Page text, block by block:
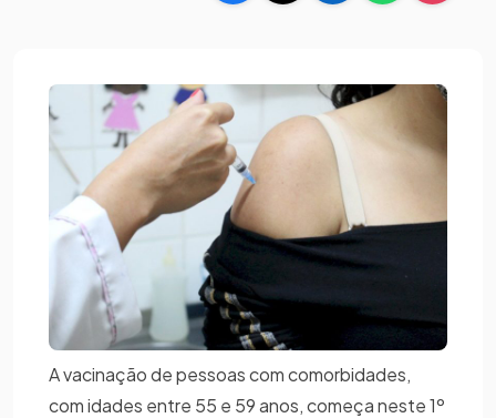
A vacinação de pessoas com comorbidades,
com idades entre 55 e 59 anos, começa neste 1º